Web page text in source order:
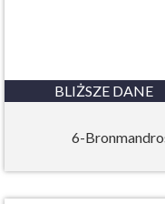
BLIŻSZE DANE
6-